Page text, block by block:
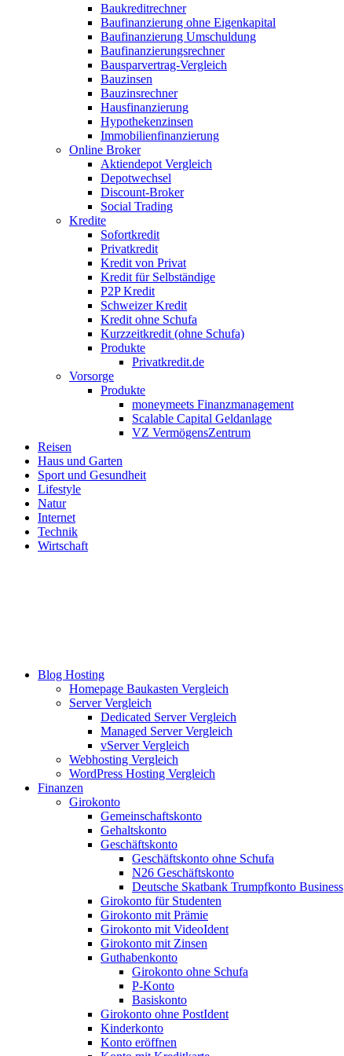
Baukreditrechner
Baufinanzierung ohne Eigenkapital
Baufinanzierung Umschuldung
Baufinanzierungsrechner
Bausparvertrag-Vergleich
Bauzinsen
Bauzinsrechner
Hausfinanzierung
Hypothekenzinsen
Immobilienfinanzierung
Online Broker
Aktiendepot Vergleich
Depotwechsel
Discount-Broker
Social Trading
Kredite
Sofortkredit
Privatkredit
Kredit von Privat
Kredit für Selbständige
P2P Kredit
Schweizer Kredit
Kredit ohne Schufa
Kurzzeitkredit (ohne Schufa)
Produkte
Privatkredit.de
Vorsorge
Produkte
moneymeets Finanzmanagement
Scalable Capital Geldanlage
VZ VermögensZentrum
Reisen
Haus und Garten
Sport und Gesundheit
Lifestyle
Natur
Internet
Technik
Wirtschaft
Blog Hosting
Homepage Baukasten Vergleich
Server Vergleich
Dedicated Server Vergleich
Managed Server Vergleich
vServer Vergleich
Webhosting Vergleich
WordPress Hosting Vergleich
Finanzen
Girokonto
Gemeinschaftskonto
Gehaltskonto
Geschäftskonto
Geschäftskonto ohne Schufa
N26 Geschäftskonto
Deutsche Skatbank Trumpfkonto Business
Girokonto für Studenten
Girokonto mit Prämie
Girokonto mit VideoIdent
Girokonto mit Zinsen
Guthabenkonto
Girokonto ohne Schufa
P-Konto
Basiskonto
Girokonto ohne PostIdent
Kinderkonto
Konto eröffnen